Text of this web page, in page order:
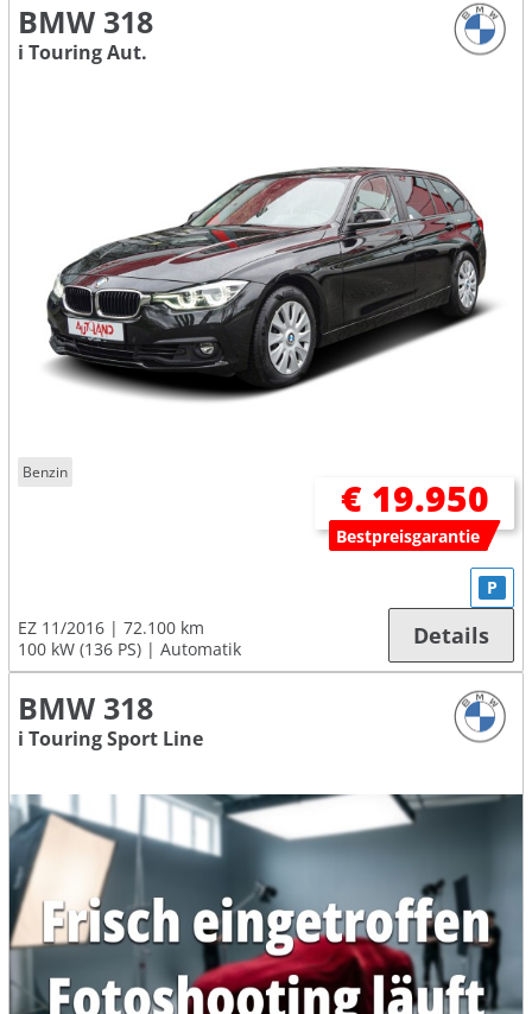
BMW 318
i Touring Aut.
Benzin
€ 19.950
Bestpreisgarantie
EZ 11/2016
72.100 km
100 kW (136 PS)
Automatik
P
Details
BMW 318
i Touring Sport Line